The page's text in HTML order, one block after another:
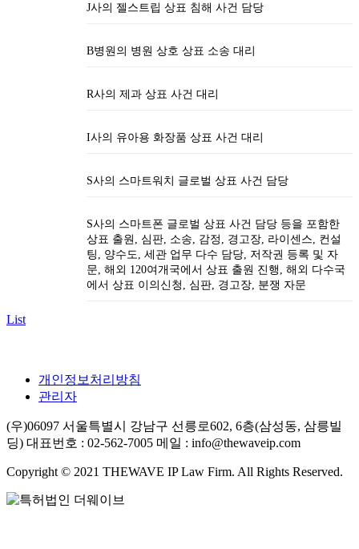
J사의 젤스트립 상표 침해 사건 담당
B병원의 병원 상호 상표 소송 대리
R사의 제과 상표 사건 대리
I사의 유아용 화장품 상표 사건 대리
S사의 스마트워치 글로벌 상표 사건 담당
S사의 스마트폰 글로벌 상표 사건 담당 등을 포함한
상표 출원, 심판, 소송, 감정, 경고장, 라이센스, 컨설
팅, 양수도, 세관 업무 다수 담당, 저작권 등록 및 자
문, 해외 120여개국에서 상표 출원 진행, 해외 다수국
에서 상표 이의신청, 심판, 경고장, 분쟁 자문
List
개인정보처리방침
관리자
(우)06097 서울특별시 강남구 선릉로602, 6층(삼성동, 삼릉빌
딩) 대표번호 : 02-562-7005 메일 : info@thewaveip.com
Copyright © 2021 THEWAVE IP Law Firm. All Rights Reserved.